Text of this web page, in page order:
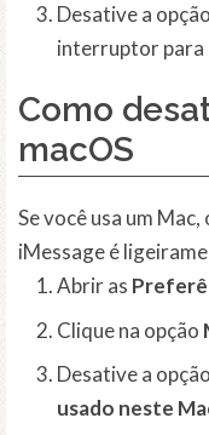
Desative a opção
interruptor para
Como
macOS
Se você usa um
iMessage é
Abrir as
Clique na opção
Desative a opção
usado neste